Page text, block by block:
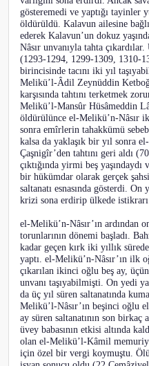
gösteremedi ve yaptığı tayinler
öldürüldü. Kalavun ailesine
ederek Kalavun’un dokuz
Nâsır unvanıyla tahta
(1293-1294, 1299-1309, 1310-
birincisinde tacını iki yıl
Melikü’l-Âdil Zeynüddin
karşısında tahtını terketmek
Melikü’l-Mansûr Hüsâmeddin
öldürülünce el-Melikü’n-Nâsır
sonra emîrlerin tahakkümü
kalsa da yaklaşık bir yıl sonra
Çaşnigîr’den tahtını geri aldı
çıktığında yirmi beş
bir hükümdar olarak gerçek
saltanatı esnasında gösterdi.
krizi sona erdirip ülkede istikrarı
el-Melikü’n-Nâsır’ın ardından
torunlarının dönemi başladı.
kadar geçen kırk iki yıllık
yaptı. el-Melikü’n-Nâsır’ın ilk
çıkarılan ikinci oğlu beş ay,
unvanı taşıyabilmişti. On yedi
da üç yıl süren saltanatında
Melikü’l-Nâsır’ın beşinci oğlu
ay süren saltanatının son birkaç
üvey babasının etkisi altında
olan el-Melikü’l-Kâmil
için özel bir vergi koymuştu.